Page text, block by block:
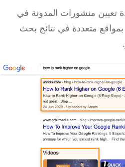
تعيين منشورات المدونة في
متعددة في نتائج بحث